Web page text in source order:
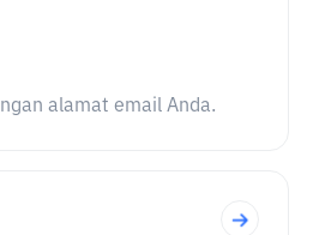
alamat email Anda.